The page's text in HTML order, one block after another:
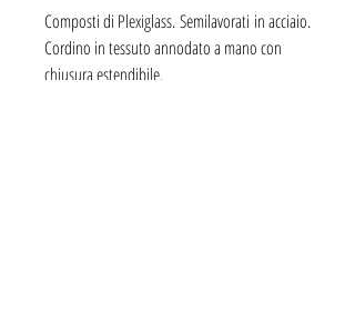
Composti di Plexiglass. Semilavorati in acciaio.
Cordino in tessuto annodato a mano con
chiusura estendibile.